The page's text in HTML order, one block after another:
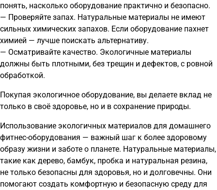
понять, насколько оборудование практично и безопасно.
— Проверяйте запах. Натуральные материалы не имеют
сильных химических запахов. Если оборудование пахнет
химией — лучше поискать альтернативу.
— Осматривайте качество. Экологичные материалы
должны быть плотными, без трещин и дефектов, с ровной
обработкой.
Покупая экологичное оборудование, вы делаете вклад не
только в своё здоровье, но и в сохранение природы.
Использование экологичных материалов для домашнего
фитнес-оборудования — важный шаг к более здоровому
образу жизни и заботе о планете. Натуральные материалы,
такие как дерево, бамбук, пробка и натуральная резина,
не только безопасны для здоровья, но и долговечны. Они
помогают создать комфортную и безопасную среду для